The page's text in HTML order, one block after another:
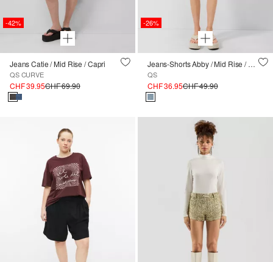
-42%
Jeans Catie / Mid Rise / Capri
QS CURVE
CHF 39.95CHF 69.90
-26%
Jeans-Shorts Abby / Mid Rise / Regular Fit
QS
CHF 36.95CHF 49.90